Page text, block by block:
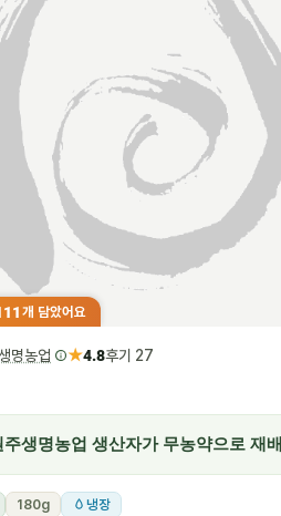
개 담았어요
명농업 ★4.8후기 27
주생명농업 생산자가 무농약으로 재배
180g 냉장